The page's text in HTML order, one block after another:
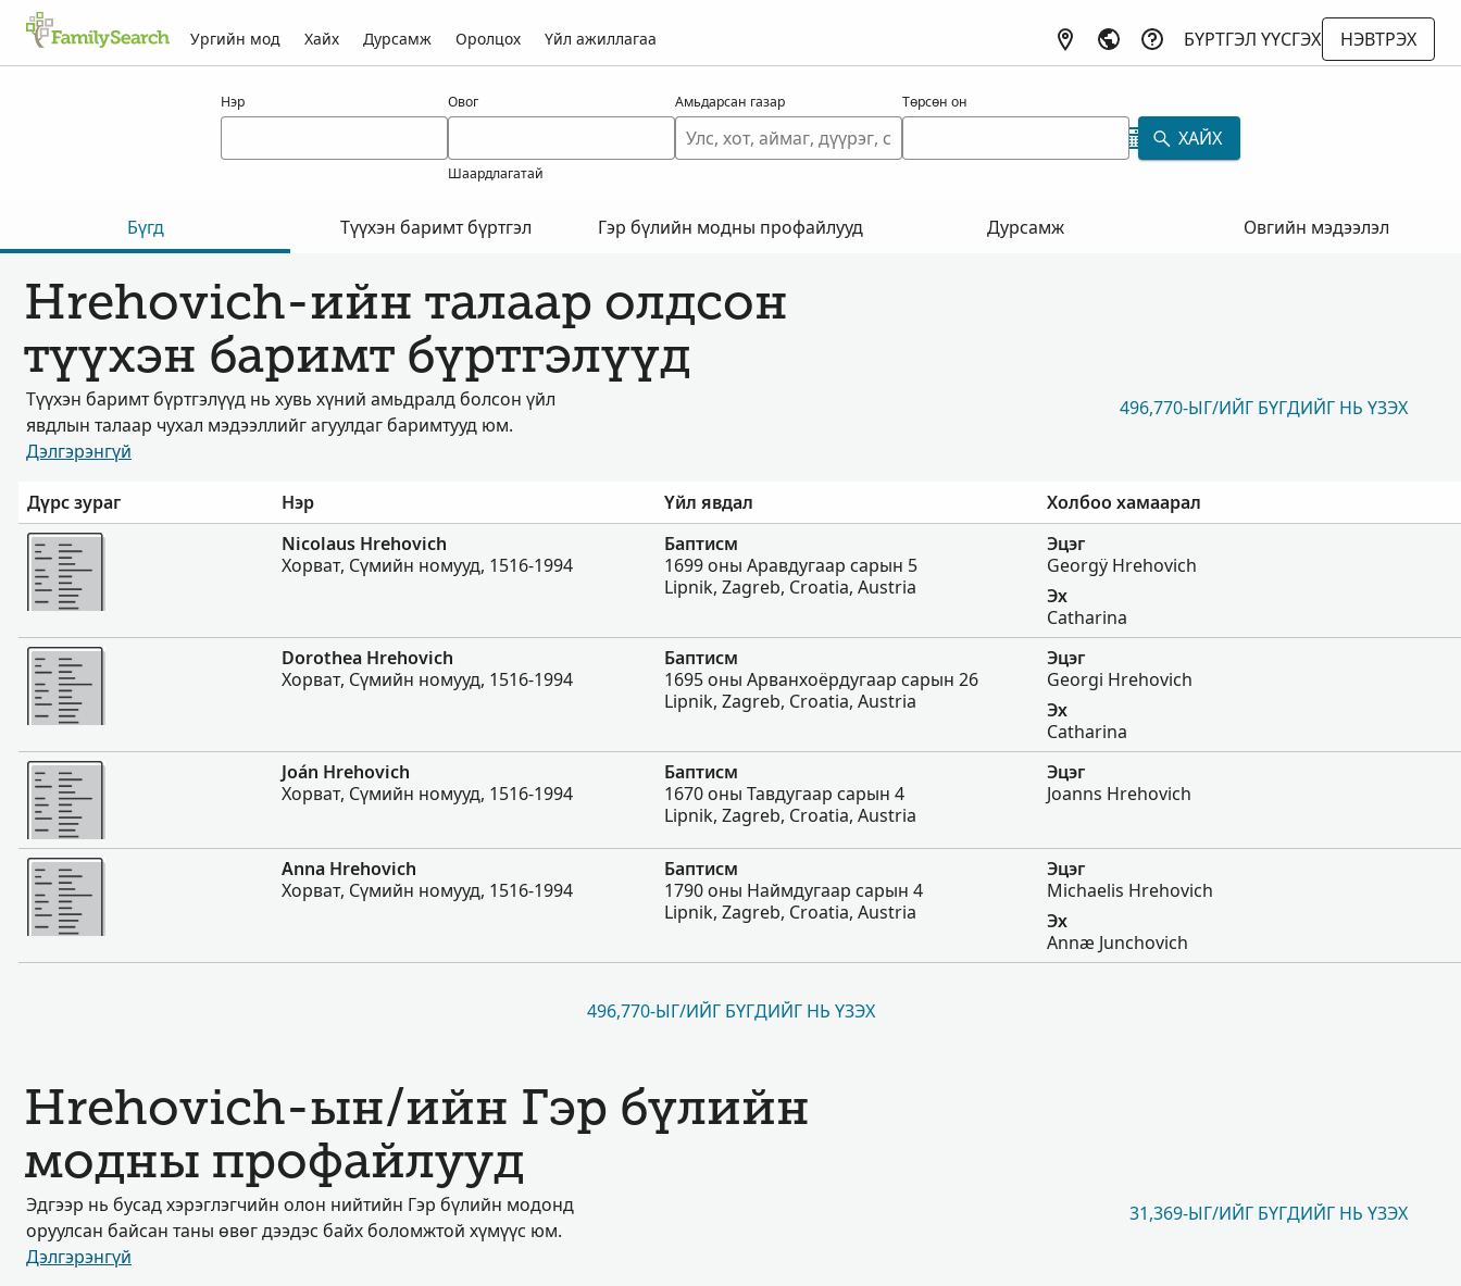
Ургийн мод Хайх Дурсамж Оролцох Үйл ажиллагаа БҮРТГЭЛ ҮҮСГЭХ
НЭВТРЭХ
Нэр Овог
Шаардлагатай
Амьдарсан газар Төрсөн он
ХАЙХ
Бүгд Түүхэн баримт бүртгэл Гэр бүлийн модны профайлууд Дурсамж Овгийн мэдээлэл
Hrehovich-ийн талаар олдсон
түүхэн баримт бүртгэлүүд
Түүхэн баримт бүртгэлүүд нь хувь хүний амьдралд болсон үйл
явдлын талаар чухал мэдээллийг агуулдаг баримтууд юм.
Дэлгэрэнгүй
496,770-ЫГ/ИЙГ БҮГДИЙГ НЬ ҮЗЭХ
Дүрс зураг Нэр Үйл явдал
Холбоо хамаарал
Нэмэх
Nicolaus Hrehovich
Хорват, Сүмийн номууд, 1516-1994
Баптисм
1699 оны Аравдугаар сарын 5
Lipnik, Zagreb, Croatia, Austria
Эцэг
Georgÿ Hrehovich
Эх
Catharina
Нэмэх
Dorothea Hrehovich
Хорват, Сүмийн номууд, 1516-1994
Баптисм
1695 оны Арванхоёрдугаар сарын 26
Lipnik, Zagreb, Croatia, Austria
Эцэг
Georgi Hrehovich
Эх
Catharina
Нэмэх
Joán Hrehovich
Хорват, Сүмийн номууд, 1516-1994
Баптисм
1670 оны Тавдугаар сарын 4
Lipnik, Zagreb, Croatia, Austria
Эцэг
Joanns Hrehovich
Нэмэх
Anna Hrehovich
Хорват, Сүмийн номууд, 1516-1994
Баптисм
1790 оны Наймдугаар сарын 4
Lipnik, Zagreb, Croatia, Austria
Эцэг
Michaelis Hrehovich
Эх
Annæ Junchovich
496,770-ЫГ/ИЙГ БҮГДИЙГ НЬ ҮЗЭХ
Hrehovich-ын/ийн Гэр бүлийн
модны профайлууд
Эдгээр нь бусад хэрэглэгчийн олон нийтийн Гэр бүлийн модонд
оруулсан байсан таны өвөг дээдэс байх боломжтой хүмүүс юм.
Дэлгэрэнгүй
31,369-ЫГ/ИЙГ БҮГДИЙГ НЬ ҮЗЭХ